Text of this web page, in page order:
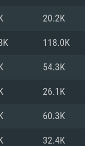
항
10/
OS Big Sur
20.04
20.2K
118.0K
54.3K
26.1K
60.3K
32.4K